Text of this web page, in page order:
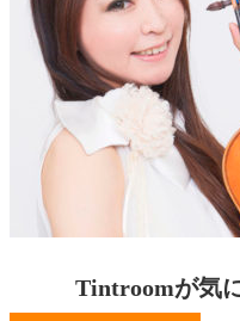
Tintroomが気